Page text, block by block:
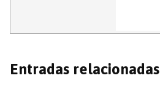
Entradas relacionadas